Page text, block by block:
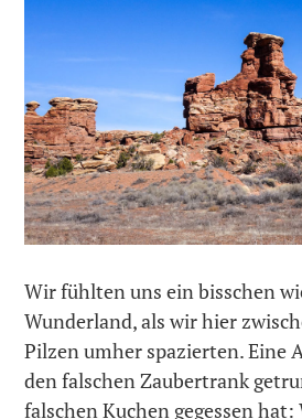
Wir fühlten uns ein bisschen
Wunderland, als wir hier
Pilzen umher spazierten. Eine
den falschen Zaubertrank
falschen Kuchen gegessen